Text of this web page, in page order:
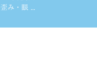
み・眼 ...